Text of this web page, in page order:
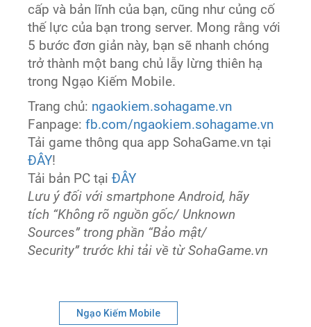
cấp và bản lĩnh của bạn, cũng như củng cố
thế lực của bạn trong server. Mong rằng với
5 bước đơn giản này, bạn sẽ nhanh chóng
trở thành một bang chủ lẫy lừng thiên hạ
trong Ngạo Kiếm Mobile.
Trang chủ: ngaokiem.sohagame.vn
Fanpage:fb.com/ngaokiem.sohagame.vn
Tải game thông qua app SohaGame.vn tại
ĐÂY!
Tải bản PC tạiĐÂY
Lưu ý đối với smartphone Android, hãy
tích “Không rõ nguồn gốc/ Unknown
Sources” trong phần “Bảo mật/
Security” trước khi tải về từ SohaGame.vn
Ngạo Kiếm Mobile